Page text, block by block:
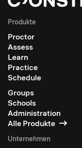
Produkte
Proctor
Assess
Learn
Practice
Schedule
Groups
Schools
Administration
Alle Produkte
Unternehmen